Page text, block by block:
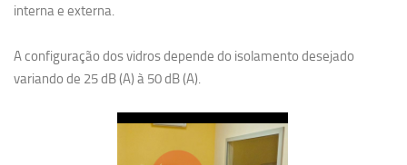
interna e externa.
A configuração dos vidros depende do isolamento desejado
variando de 25 dB (A) à 50 dB (A).